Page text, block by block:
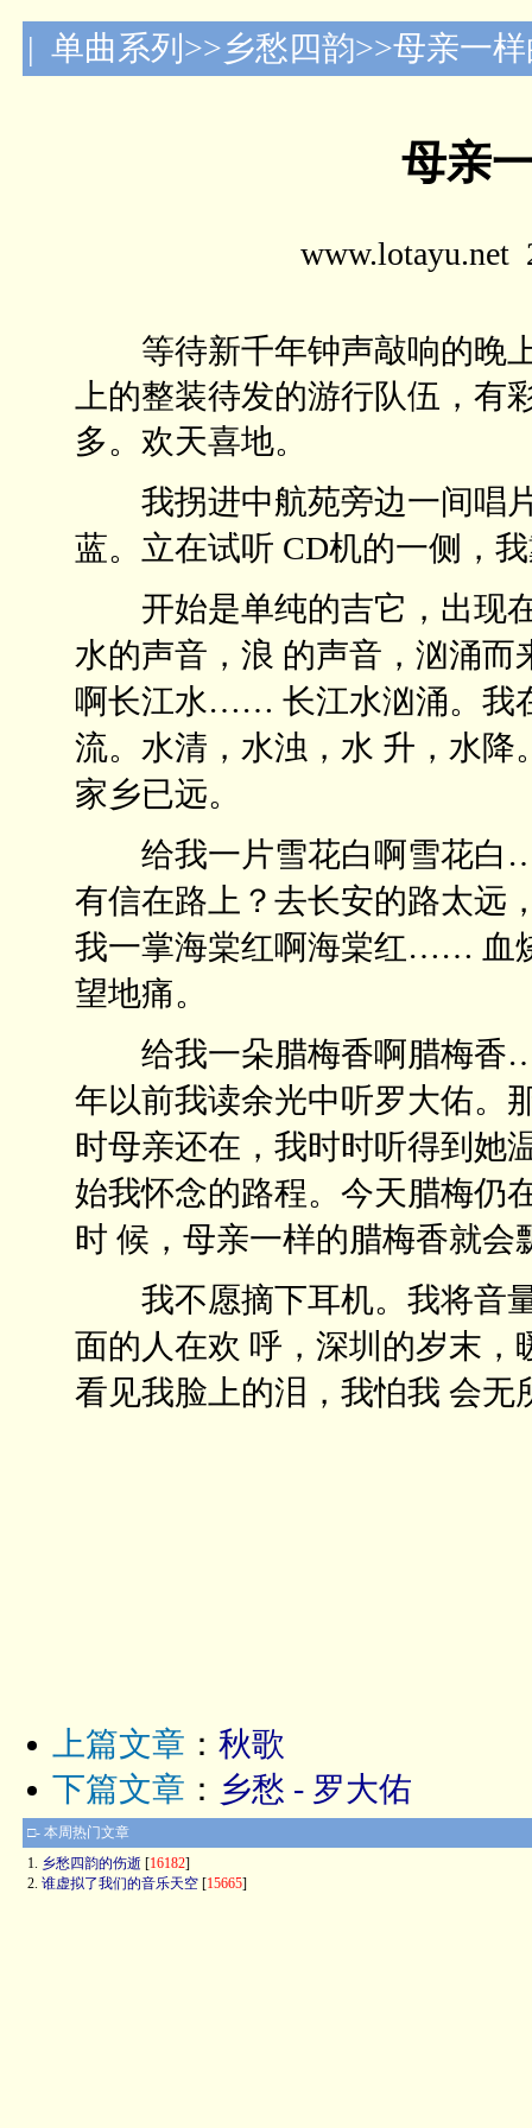
| 单曲系列>>乡愁四韵>>母亲一
母亲
www.lotayu.net
等待新千年钟声敲响的晚上
上的整装待发的游行队伍，
多。欢天喜地。
我拐进中航苑旁边一间唱片
蓝。立在试听 CD机的一侧，
开始是单纯的吉它，出现在
水的声音，浪 的声音，汹涌
啊长江水…… 长江水汹涌。我
流。水清，水浊，水 升，水
家乡已远。
给我一片雪花白啊雪花白
有信在路上？去长安的路太远
我一掌海棠红啊海棠红…… 血
望地痛。
给我一朵腊梅香啊腊梅香
年以前我读余光中听罗大佑。
时母亲还在，我时时听得到她
始我怀念的路程。今天腊梅仍
时 候，母亲一样的腊梅香就会
我不愿摘下耳机。我将音量
面的人在欢 呼，深圳的岁末
看见我脸上的泪，我怕我 会无
上篇文章 ： 秋歌
下篇文章 ： 乡愁 - 罗大佑
□- 本周热门文章
1. 乡愁四韵的伤逝 [16182]
2. 谁虚拟了我们的音乐天空 [15665]